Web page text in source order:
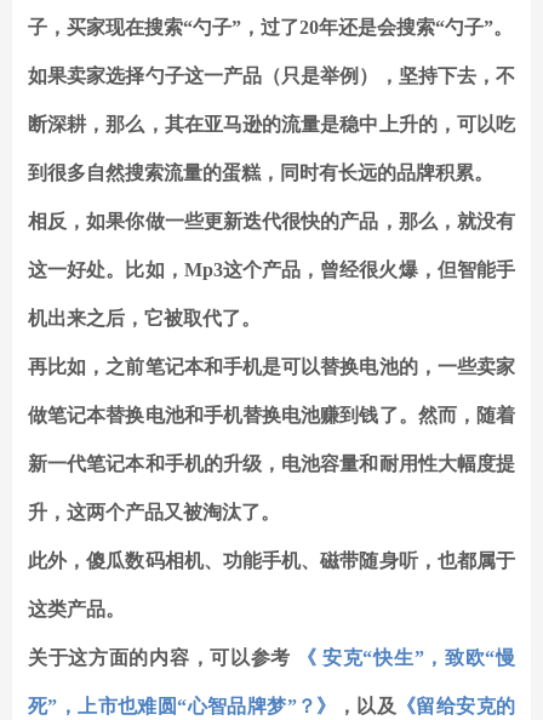
子，买家现在搜索“勺子”，过了20年还是会搜索“勺子”。
如果卖家选择勺子这一产品（只是举例），坚持下去，不
断深耕，那么，其在亚马逊的流量是稳中上升的，可以吃
到很多自然搜索流量的蛋糕，同时有长远的品牌积累。
相反，如果你做一些更新迭代很快的产品，那么，就没有
这一好处。比如，Mp3这个产品，曾经很火爆，但智能手
机出来之后，它被取代了。
再比如，之前笔记本和手机是可以替换电池的，一些卖家
做笔记本替换电池和手机替换电池赚到钱了。然而，随着
新一代笔记本和手机的升级，电池容量和耐用性大幅度提
升，这两个产品又被淘汰了。
此外，傻瓜数码相机、功能手机、磁带随身听，也都属于
这类产品。
关于这方面的内容，可以参考 《 安克“快生”，致欧“慢
死”，上市也难圆“心智品牌梦”？》 ，以及 《留给安克的